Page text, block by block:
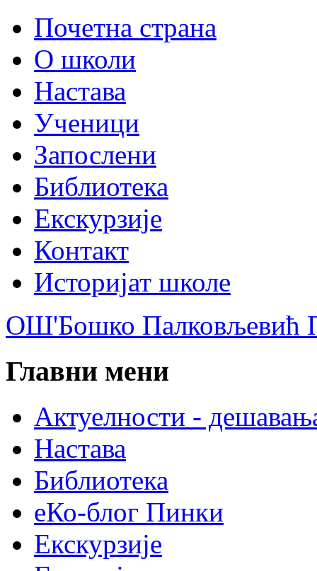
Почетна страна
О школи
Настава
Ученици
Запослени
Библиотека
Екскурзије
Контакт
Историјат школе
ОШ'Бошко Палковљевић
Главни мени
Актуелности -
Настава
Библиотека
еКо-блог Пинки
Екскурзије